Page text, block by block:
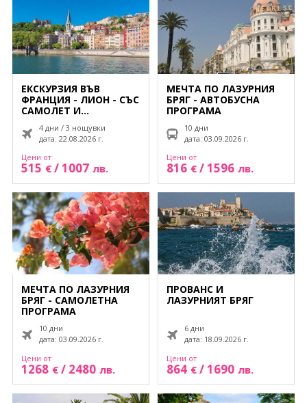
ЕКСКУРЗИЯ ВЪВ
ФРАНЦИЯ - ЛИОН - СЪС
САМОЛЕТ И
БЪЛГАРСКИ ЕЗИК!
4 дни / 3 нощувки
дата: 22.08.2026 г.
Цени от
515 €/1007 лв.
МЕЧТА ПО ЛАЗУРНИЯ
БРЯГ - АВТОБУСНА
ПРОГРАМА
10 дни
дата: 03.09.2026 г.
Цени от
816 € /1596 лв.
МЕЧТА ПО ЛАЗУРНИЯ
БРЯГ - САМОЛЕТНА
ПРОГРАМА
10 дни
дата: 03.09.2026 г.
Цени от
1268 €/ 2480 лв.
ПРОВАНС И
ЛАЗУРНИЯТ БРЯГ
6 дни
дата: 18.09.2026 г.
Цени от
864 € /1690 лв.